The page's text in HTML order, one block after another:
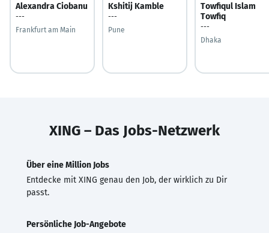
Alexandra Ciobanu
---
Frankfurt am Main
Kshitij Kamble
---
Pune
Towfiqul Islam
Towfiq
---
Dhaka
XING – Das Jobs-Netzwerk
Über eine Million Jobs
Entdecke mit XING genau den Job, der wirklich zu Dir
passt.
Persönliche Job-Angebote